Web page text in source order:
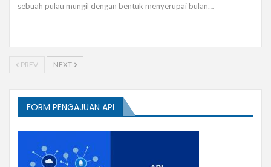
sebuah pulau mungil dengan bentuk menyerupai bulan…
PREV NEXT
FORM PENGAJUAN API